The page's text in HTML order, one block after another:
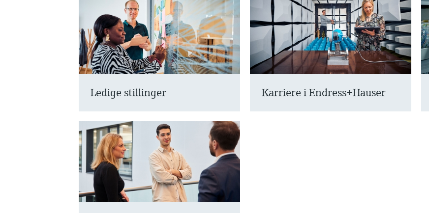
Ledige stillinger Karriere i Endress+Hauser